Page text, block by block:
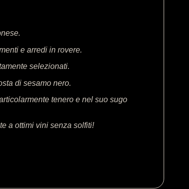
e arredi in rovere.
selezionati.
di sesamo nero.
tenero e nel suo sugo
a ottimi vini senza solfiti!